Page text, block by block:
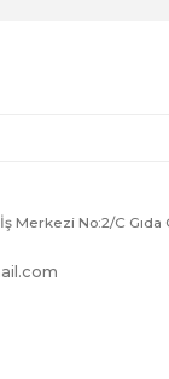
Merkezi No:2/C Gıda